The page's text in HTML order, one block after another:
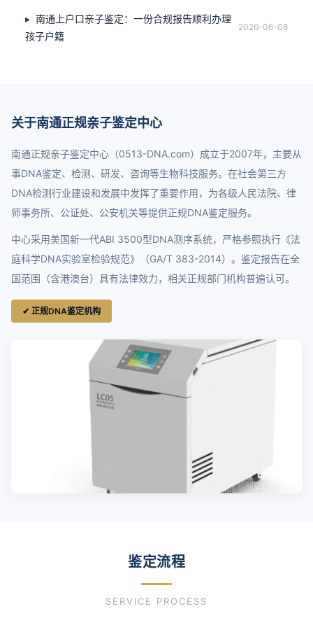
南通上户口亲子鉴定：一份合规报告顺利办理
孩子户籍
2026-06-08
关于南通正规亲子鉴定中心
南通正规亲子鉴定中心（0513-DNA.com）成立于2007年，主要从
事DNA鉴定、检测、研发、咨询等生物科技服务。在社会第三方
DNA检测行业建设和发展中发挥了重要作用，为各级人民法院、律
师事务所、公证处、公安机关等提供正规DNA鉴定服务。
中心采用美国新一代ABI 3500型DNA测序系统，严格参照执行《法
庭科学DNA实验室检验规范》（GA/T 383-2014）。鉴定报告在全
国范围（含港澳台）具有法律效力，相关正规部门机构普遍认可。
✔ 正规DNA鉴定机构
鉴定流程
SERVICE PROCESS